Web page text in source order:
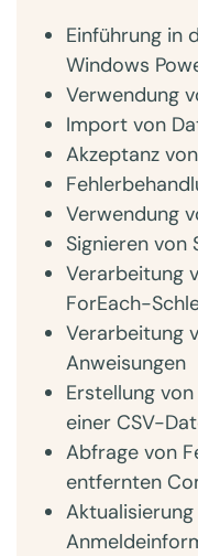
Einführung in
Windows
Verwendung
Import von
Akzeptanz
Verwendung
Signieren von
Verarbeitung
ForEach-
Verarbeitung
Anweisungen
Erstellung
einer CSV-
Abfrage von
entfernten